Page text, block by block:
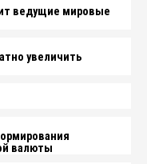
ведущие мировые
увеличить
валюты